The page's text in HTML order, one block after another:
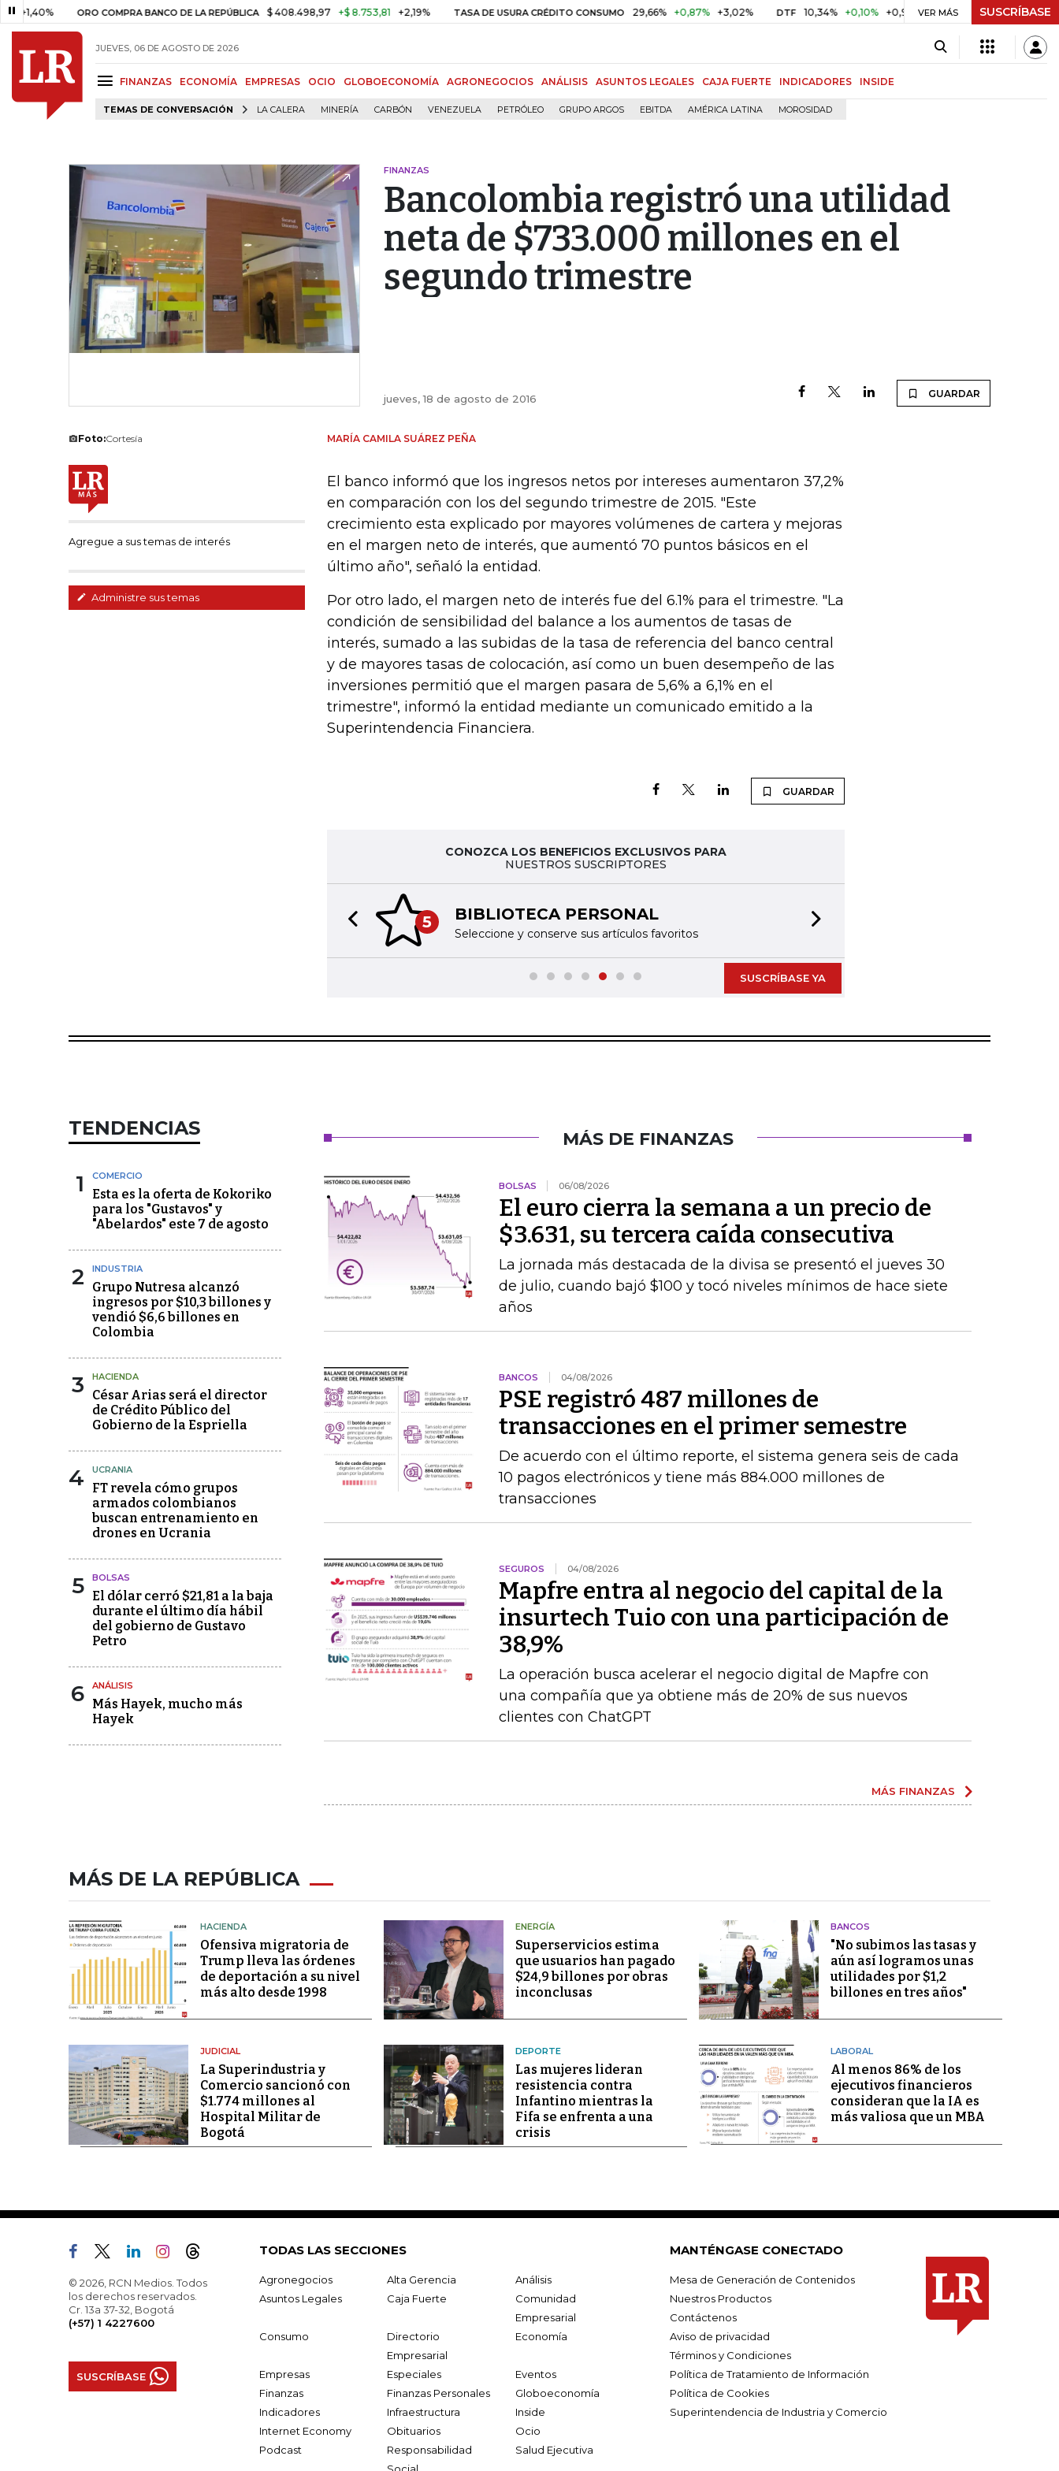
ORO COMPRA BANCO DE LA REPÚBLICA $ 408.498,97 +$ 8.753,81 +2,19% TASA DE USURA CRÉDITO CONSUMO 29,66% +0,87% +3,02% DTF 10,34% +0,10% +0,98% UVR $ 416,86 +$ 0,05
VER MÁS SUSCRÍBASE
JUEVES, 06 DE AGOSTO DE 2026
FINANZAS ECONOMÍA EMPRESAS OCIO GLOBOECONOMÍA AGRONEGOCIOS ANÁLISIS ASUNTOS LEGALES CAJA FUERTE INDICADORES INSIDE
TEMAS DE CONVERSACIÓN LA CALERA MINERÍA CARBÓN VENEZUELA PETRÓLEO GRUPO ARGOS EBITDA AMÉRICA LATINA MOROSIDAD
FINANZAS
Bancolombia registró una utilidad
neta de $733.000 millones en el
segundo trimestre
jueves, 18 de agosto de 2016 GUARDAR
Foto:Cortesía
Agregue a sus temas de interés
Administre sus temas
MARÍA CAMILA SUÁREZ PEÑA
El banco informó que los ingresos netos por intereses aumentaron 37,2%
en comparación con los del segundo trimestre de 2015. "Este
crecimiento esta explicado por mayores volúmenes de cartera y mejoras
en el margen neto de interés, que aumentó 70 puntos básicos en el
último año", señaló la entidad.
Por otro lado, el margen neto de interés fue del 6.1% para el trimestre. "La
condición de sensibilidad del balance a los aumentos de tasas de
interés, sumado a las subidas de la tasa de referencia del banco central
y de mayores tasas de colocación, así como un buen desempeño de las
inversiones permitió que el margen pasara de 5,6% a 6,1% en el
trimestre", informó la entidad mediante un comunicado emitido a la
Superintendencia Financiera.
GUARDAR
CONOZCA LOS BENEFICIOS EXCLUSIVOS PARA
NUESTROS SUSCRIPTORES
5 BIBLIOTECA PERSONAL
Seleccione y conserve sus artículos favoritos
Previous slide
SUSCRÍBASE YA
TENDENCIAS
1 COMERCIO
Esta es la oferta de Kokoriko
para los "Gustavos" y
"Abelardos" este 7 de agosto
2 INDUSTRIA
Grupo Nutresa alcanzó
ingresos por $10,3 billones y
vendió $6,6 billones en
Colombia
3 HACIENDA
César Arias será el director
de Crédito Público del
Gobierno de la Espriella
4 UCRANIA
FT revela cómo grupos
armados colombianos
buscan entrenamiento en
drones en Ucrania
5 BOLSAS
El dólar cerró $21,81 a la baja
durante el último día hábil
del gobierno de Gustavo
Petro
6 ANÁLISIS
Más Hayek, mucho más
Hayek
MÁS DE FINANZAS
BOLSAS 06/08/2026
El euro cierra la semana a un precio de
$3.631, su tercera caída consecutiva
La jornada más destacada de la divisa se presentó el jueves 30
de julio, cuando bajó $100 y tocó niveles mínimos de hace siete
años
BANCOS 04/08/2026
PSE registró 487 millones de
transacciones en el primer semestre
De acuerdo con el último reporte, el sistema genera seis de cada
10 pagos electrónicos y tiene más 884.000 millones de
transacciones
SEGUROS 04/08/2026
Mapfre entra al negocio del capital de la
insurtech Tuio con una participación de
38,9%
La operación busca acelerar el negocio digital de Mapfre con
una compañía que ya obtiene más de 20% de sus nuevos
clientes con ChatGPT
MÁS FINANZAS
MÁS DE LA REPÚBLICA
HACIENDA
Ofensiva migratoria de
Trump lleva las órdenes
de deportación a su nivel
más alto desde 1998
ENERGÍA
Superservicios estima
que usuarios han pagado
$24,9 billones por obras
inconclusas
BANCOS
"No subimos las tasas y
aún así logramos unas
utilidades por $1,2
billones en tres años"
JUDICIAL
La Superindustria y
Comercio sancionó con
$1.774 millones al
Hospital Militar de
Bogotá
DEPORTE
Las mujeres lideran
resistencia contra
Infantino mientras la
Fifa se enfrenta a una
crisis
LABORAL
Al menos 86% de los
ejecutivos financieros
consideran que la IA es
más valiosa que un MBA
© 2026, RCN Medios. Todos
los derechos reservados.
Cr. 13a 37-32, Bogotá
(+57) 1 4227600
SUSCRÍBASE
TODAS LAS SECCIONES
Agronegocios Alta Gerencia
Análisis
Asuntos Legales
Caja Fuerte
Comunidad
Empresarial
Consumo
Directorio
Empresarial
Economía
Empresas Especiales
Eventos
Finanzas
Finanzas Personales
Globoeconomía
Indicadores
Infraestructura
Inside
Internet Economy
Obituarios
Ocio
Podcast
Responsabilidad
Salud Ejecutiva
MANTÉNGASE CONECTADO
Mesa de Generación de Contenidos
Nuestros Productos
Contáctenos
Aviso de privacidad
Términos y Condiciones
Política de Tratamiento de Información
Política de Cookies
Superintendencia de Industria y Comercio